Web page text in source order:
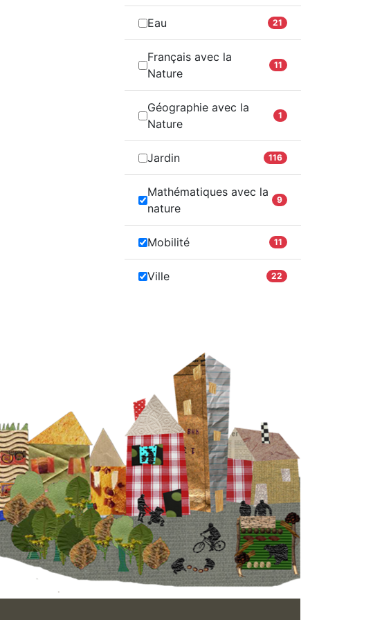
Eau 21
Français avec la
Nature
11
Géographie avec la
Nature
1
Jardin 116
Mathématiques avec la
nature
9
Mobilité 11
Ville 22